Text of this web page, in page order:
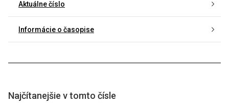
Aktuálne číslo
Informácie o časopise
Najčítanejšie v tomto čísle